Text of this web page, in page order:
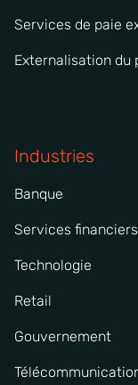
Services de paie
Externalisation du
Industries
Banque
Services financiers
Technologie
Retail
Gouvernement